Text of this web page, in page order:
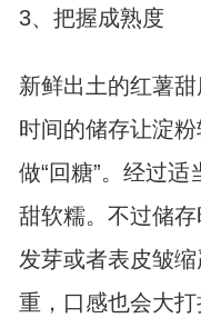
3、把握成熟度
新鲜出土的红薯
时间的储存让淀
做“回糖”。经过
甜软糯。不过储
发芽或者表皮皱
重，口感也会大打